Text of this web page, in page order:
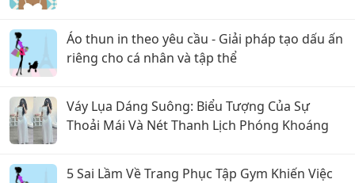
Áo thun in theo yêu cầu - Giải pháp tạo dấu ấn
riêng cho cá nhân và tập thể
Váy Lụa Dáng Suông: Biểu Tượng Của Sự
Thoải Mái Và Nét Thanh Lịch Phóng Khoáng
5 Sai Lầm Về Trang Phục Tập Gym Khiến Việc